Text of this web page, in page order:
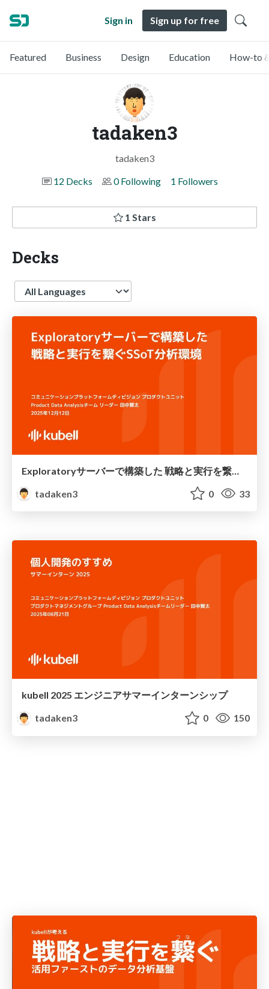
Sign in Sign up for free
Featured Business Design Education How-to
tadaken3
tadaken3
12 Decks
0 Following 1 Followers
1 Stars
Decks
Language
tadaken3
0 33
kubell 2025 エンジニアサマーインターンシップ
tadaken3
0 150